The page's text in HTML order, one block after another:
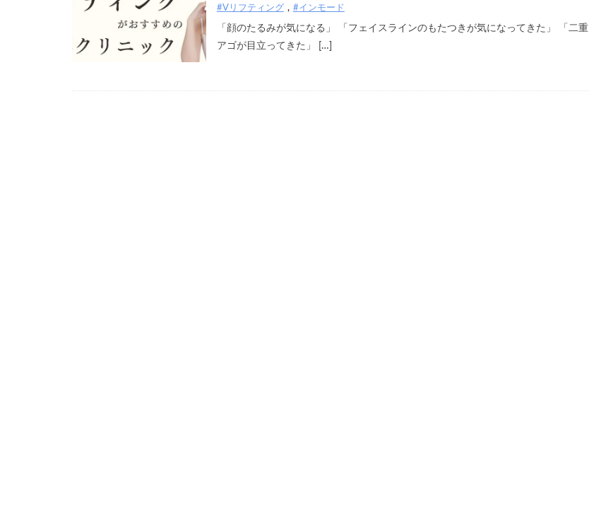
#Vリフティング #インモード
「顔のたるみが気になる」 「フェイスラインのもたつきが気になってきた」 「二重
アゴが目立ってきた」 […]